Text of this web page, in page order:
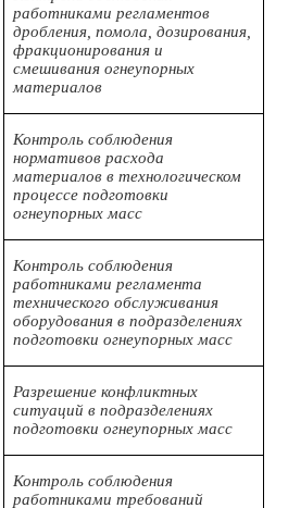
работниками регламентов
дробления, помола, дозирования,
фракционирования и
смешивания огнеупорных
материалов
Контроль соблюдения
нормативов расхода
материалов в технологическом
процессе подготовки
огнеупорных масс
Контроль соблюдения
работниками регламента
технического обслуживания
оборудования в подразделениях
подготовки огнеупорных масс
Разрешение конфликтных
ситуаций в подразделениях
подготовки огнеупорных масс
Контроль соблюдения
работниками требований